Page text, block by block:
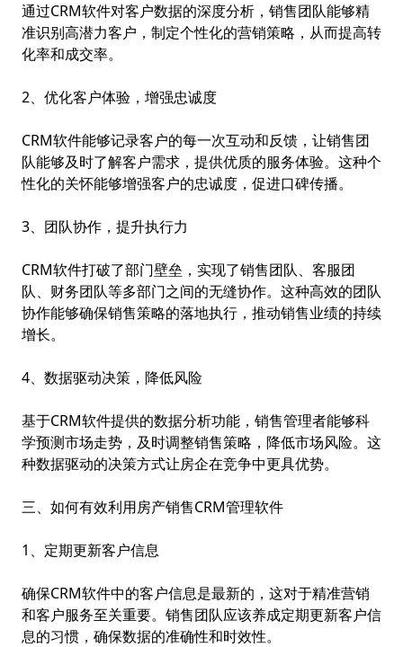
通过CRM软件对客户数据的深度分析，销售团队能够精
准识别高潜力客户，制定个性化的营销策略，从而提高转
化率和成交率。
2、优化客户体验，增强忠诚度
CRM软件能够记录客户的每一次互动和反馈，让销售团
队能够及时了解客户需求，提供优质的服务体验。这种个
性化的关怀能够增强客户的忠诚度，促进口碑传播。
3、团队协作，提升执行力
CRM软件打破了部门壁垒，实现了销售团队、客服团
队、财务团队等多部门之间的无缝协作。这种高效的团队
协作能够确保销售策略的落地执行，推动销售业绩的持续
增长。
4、数据驱动决策，降低风险
基于CRM软件提供的数据分析功能，销售管理者能够科
学预测市场走势，及时调整销售策略，降低市场风险。这
种数据驱动的决策方式让房企在竞争中更具优势。
三、如何有效利用房产销售CRM管理软件
1、定期更新客户信息
确保CRM软件中的客户信息是最新的，这对于精准营销
和客户服务至关重要。销售团队应该养成定期更新客户信
息的习惯，确保数据的准确性和时效性。